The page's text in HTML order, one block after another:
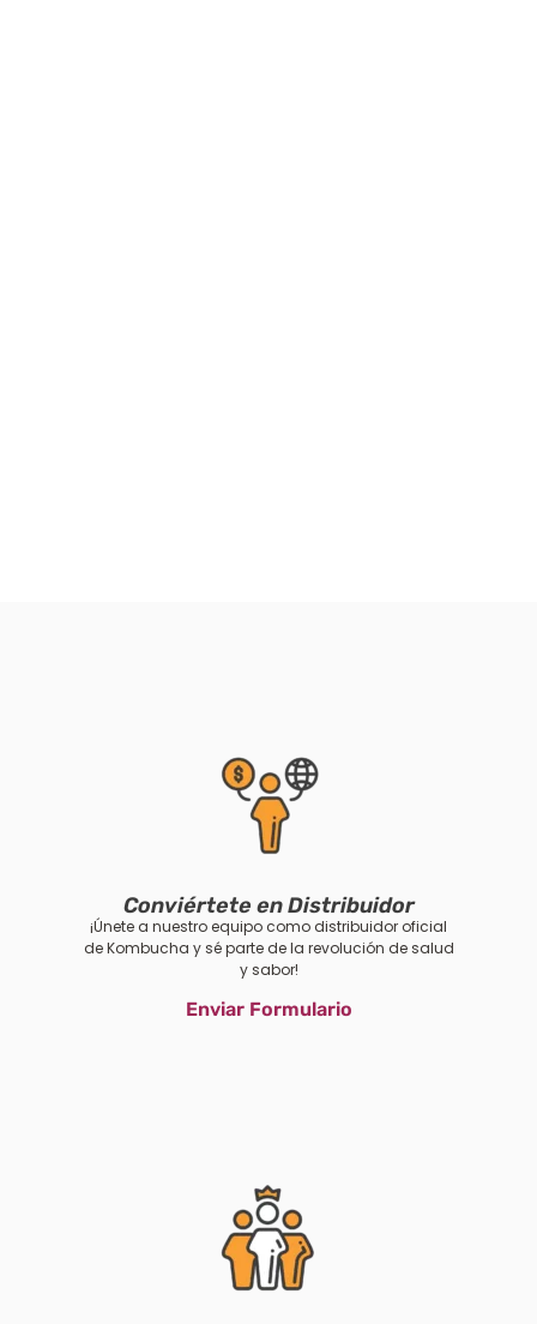
Conviértete en Distribuidor
¡Únete a nuestro equipo como distribuidor oficial
de Kombucha y sé parte de la revolución de salud
y sabor!
Enviar Formulario